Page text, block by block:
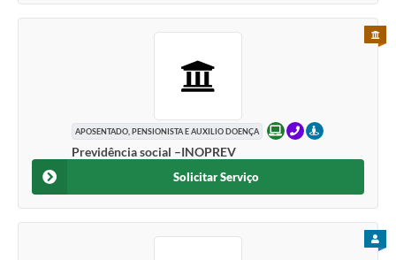
APOSENTADO, PENSIONISTA E AUXILIO DOENÇA ONLINETELEFONEPRESENCIAL
Previdência social –INOPREV
PARA
Solicitar Serviço